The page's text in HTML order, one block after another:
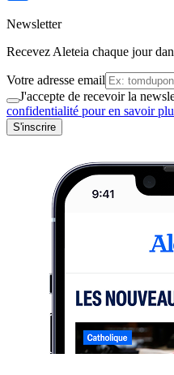
Newsletter
Recevez Aleteia chaque jour
Votre adresse email
J'accepte de recevoir la
confidentialité pour en savoir
S'inscrire